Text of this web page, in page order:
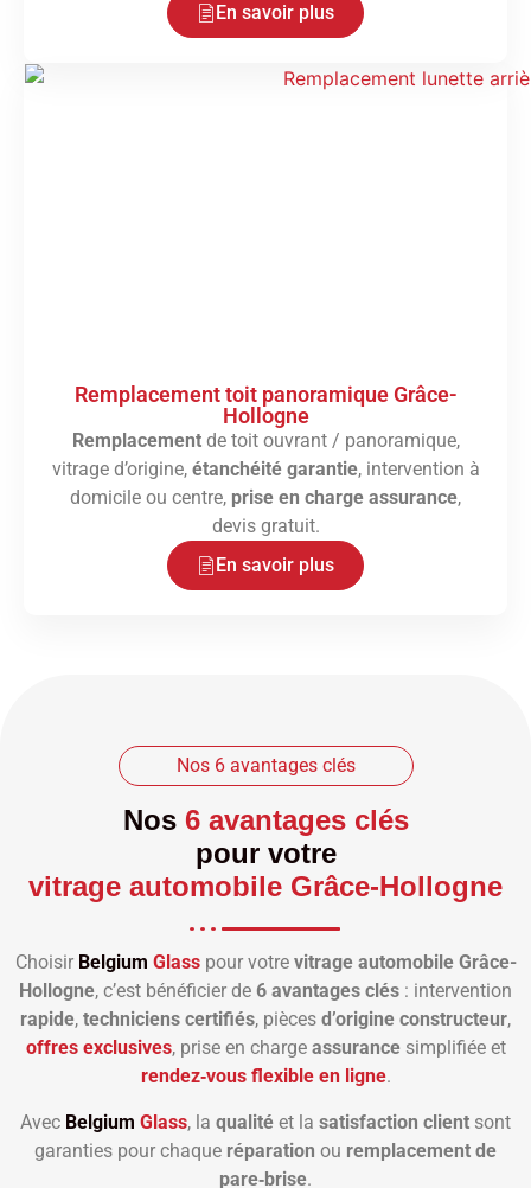
En savoir plus
Remplacement toit panoramique Grâce-
Hollogne
Remplacementde toit ouvrant / panoramique,
vitrage d’origine, étanchéité garantie, intervention à
domicile ou centre, prise en charge assurance,
devis gratuit.
En savoir plus
Nos 6 avantages clés
Nos 6 avantages clés
pour votre
vitrage automobile Grâce-Hollogne
Choisir Belgium Glasspour votre vitrage automobile Grâce-
Hollogne, c’est bénéficier de 6 avantages clés : intervention
rapide, techniciens certifiés, pièces d’origine constructeur,
offres exclusives, prise en charge assurancesimplifiée et
rendez‑vous flexible en ligne.
Avec Belgium Glass, la qualité et la satisfaction client sont
garanties pour chaque réparation ou remplacement de
pare‑brise.